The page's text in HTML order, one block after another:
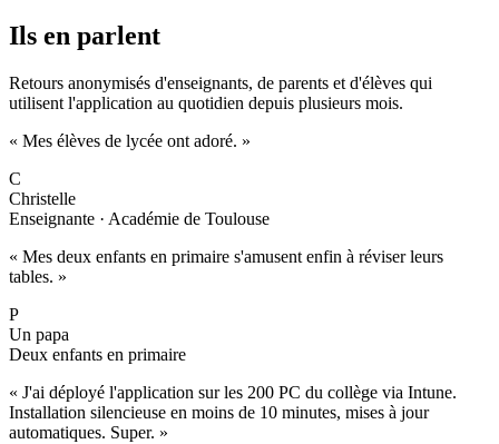
Ils en parlent
Retours anonymisés d'enseignants, de parents et d'élèves qui
utilisent l'application au quotidien depuis plusieurs mois.
« Mes élèves de lycée ont adoré. »
C
Christelle
Enseignante · Académie de Toulouse
« Mes deux enfants en primaire s'amusent enfin à réviser leurs
tables. »
P
Un papa
Deux enfants en primaire
« J'ai déployé l'application sur les 200 PC du collège via Intune.
Installation silencieuse en moins de 10 minutes, mises à jour
automatiques. Super. »